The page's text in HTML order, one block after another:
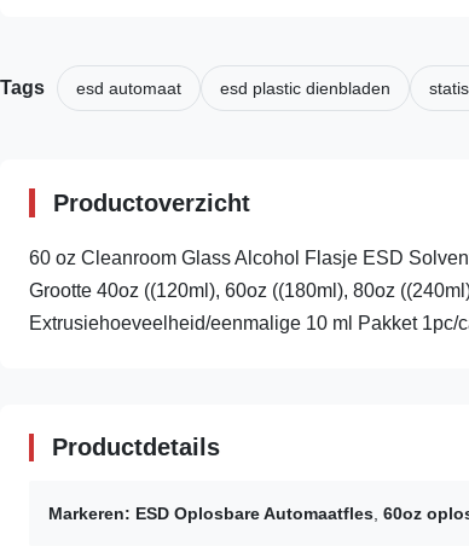
Tags esd automaat esd plastic dienbladen
Productoverzicht
60 oz Cleanroom Glass Alcohol Flasje ESD
Grootte 40oz ((120ml), 60oz ((180ml), 80oz
Extrusiehoeveelheid/eenmalige 10 ml Pakket 1pc/
Productdetails
Markeren: ESD Oplosbare Automaatfles 60oz